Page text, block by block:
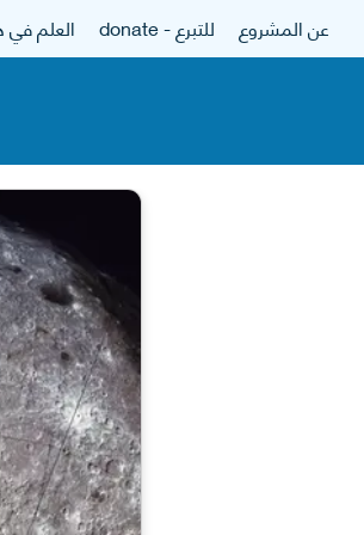
عن المشروع للتبرع - donate العلم في